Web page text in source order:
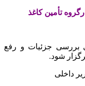
تأمین کاغذ
بررسی جزئیات و رفع
داخلی